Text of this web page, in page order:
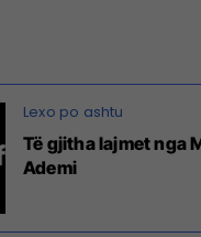
Të gjitha lajmet nga
Ademi